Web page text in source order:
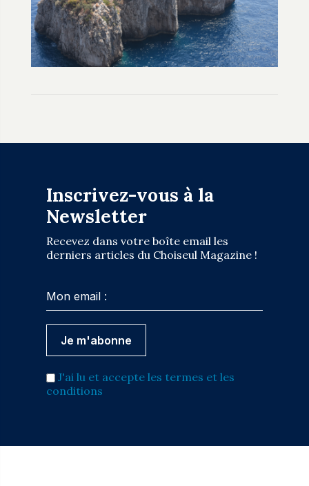
Inscrivez-vous à la
Newsletter
Recevez dans votre boîte email les
derniers articles du Choiseul Magazine !
J'ai lu et accepte les termes et les
conditions